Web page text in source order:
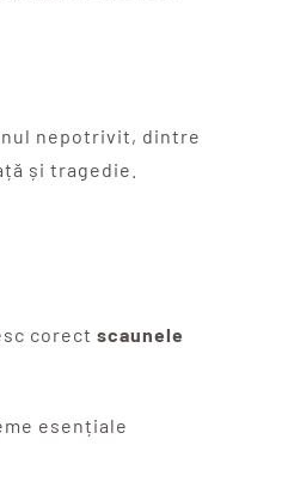
nepotrivit, dintre
și tragedie.
corect scaunele
esențiale